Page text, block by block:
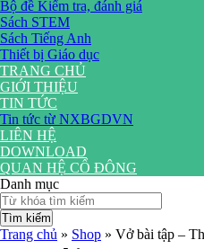
Bộ đề Kiểm tra, đánh giá
Sách STEM
Sách Tiếng Anh
Thiết bị Giáo dục
TRANG CHỦ
GIỚI THIỆU
TIN TỨC
Tin tức từ NXBGDVN
LIÊN HỆ
DOWNLOAD
QUAN HỆ CỔ ĐÔNG
Danh mục
Tìm kiếm
Trang chủ » Shop » Vở bài tập –